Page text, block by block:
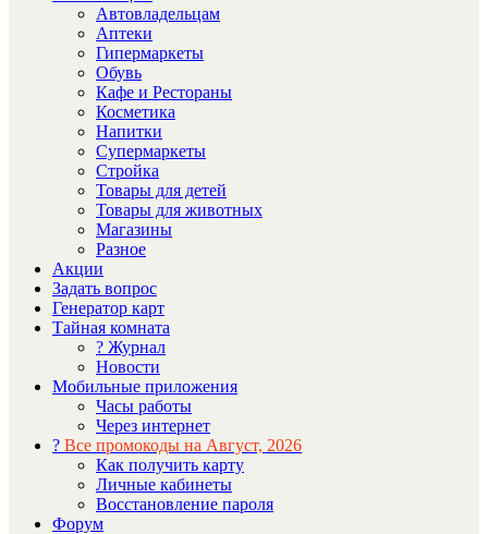
Автовладельцам
Аптеки
Гипермаркеты
Обувь
Кафе и Рестораны
Косметика
Напитки
Супермаркеты
Стройка
Товары для детей
Товары для животных
Магазины
Разное
Акции
Задать вопрос
Генератор карт
Тайная комната
? Журнал
Новости
Мобильные приложения
Часы работы
Через интернет
? Все промокоды на Август, 2026
Как получить карту
Личные кабинеты
Восстановление пароля
Форум